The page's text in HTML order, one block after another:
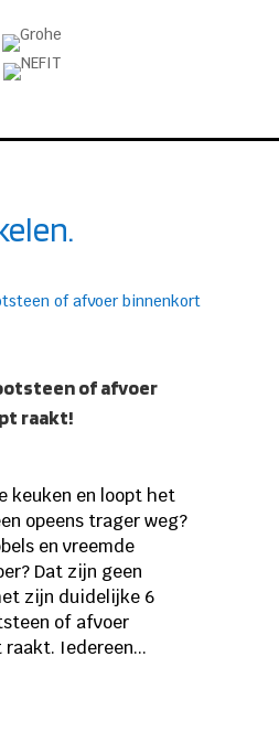
of afvoer
raakt!
keuken en loopt het
opeens trager weg?
en vreemde
Dat zijn geen
zijn duidelijke 6
of afvoer
Iedereen...